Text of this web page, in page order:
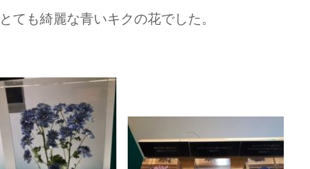
とても綺麗な青いキクの花でした。